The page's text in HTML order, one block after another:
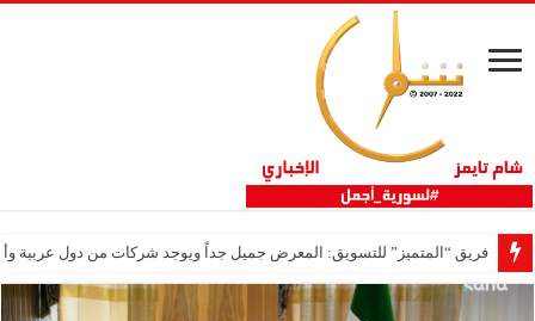
فريق “المتميز” للتسويق: المعرض جميل جداً ويوجد شركات من دول عربية